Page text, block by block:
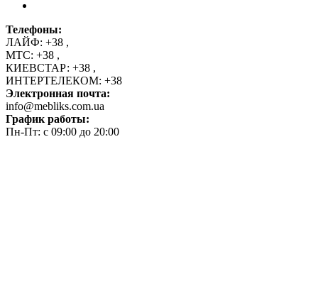
Телефоны:
ЛАЙФ: +38 ,
МТС: +38 ,
КИЕВСТАР: +38 ,
ИНТЕРТЕЛЕКОМ: +38
Электронная почта:
info@mebliks.com.ua
График работы:
Пн-Пт: с 09:00 до 20:00